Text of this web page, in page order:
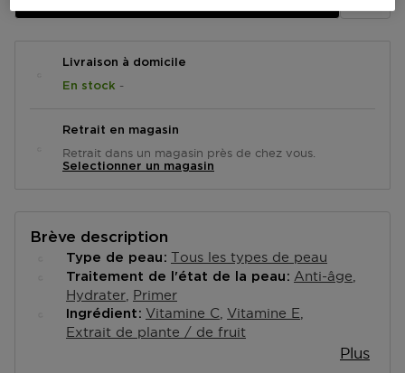
Livraison à domicile
En stock -
Retrait en magasin
Retrait dans un magasin près de chez vous.
Selectionner un magasin
Brève description
Type de peau Tous les types de peau
Traitement de l'état de la peau Anti-âge
Hydrater Primer
Ingrédient Vitamine C Vitamine E
Extrait de plante / de fruit
Plus